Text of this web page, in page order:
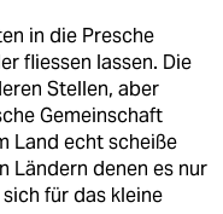
in die Presche
fliessen lassen. Die
Stellen, aber
Gemeinschaft
Land echt scheiße
Ländern denen es nur
für das kleine